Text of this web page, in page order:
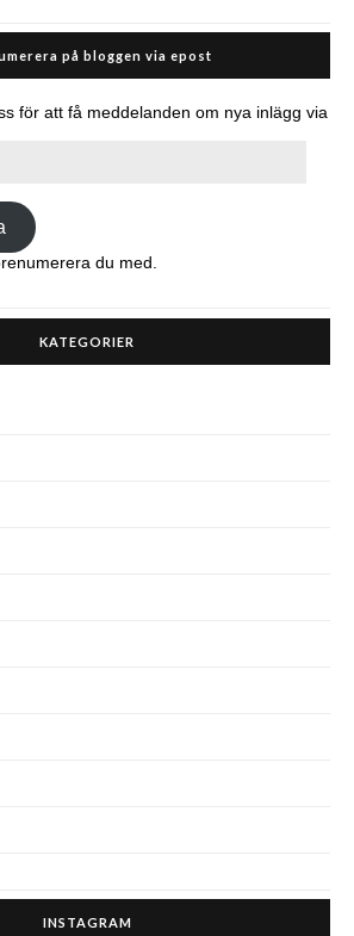
på bloggen via epost
för att få meddelanden om nya inlägg via
du med.
KATEGORIER
INSTAGRAM